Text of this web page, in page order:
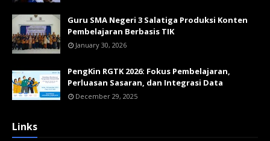
Guru SMA Negeri 3 Salatiga Produksi Konten
Pembelajaran Berbasis TIK
January 30, 2026
PengKin RGTK 2026: Fokus Pembelajaran,
Perluasan Sasaran, dan Integrasi Data
December 29, 2025
Links